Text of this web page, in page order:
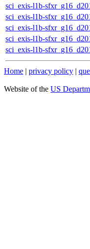
sci_exis-l1b-
sci_exis-l1b-
sci_exis-l1b-
sci_exis-l1b-
sci_exis-l1b-
Home | privacy policy |
Website of the US